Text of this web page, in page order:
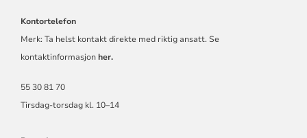
Kontortelefon
Merk: Ta helst kontakt direkte med riktig ansatt. Se
kontaktinformasjonher.
55 30 81 70
Tirsdag-torsdag kl. 10–14